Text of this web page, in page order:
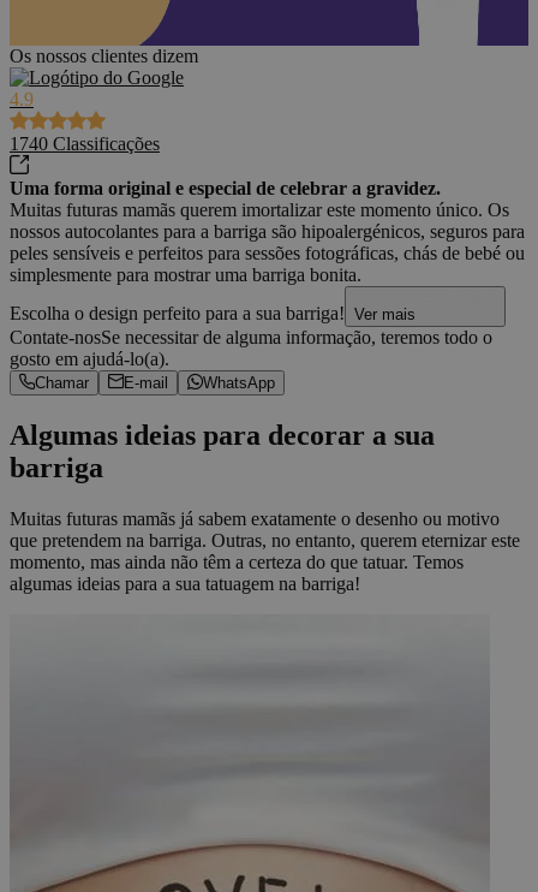
Os nossos clientes dizem
4.9
1740 Classificações
Uma forma original e especial de celebrar a gravidez.
Muitas futuras mamãs querem imortalizar este momento único. Os
nossos autocolantes para a barriga são hipoalergénicos, seguros para
peles sensíveis e perfeitos para sessões fotográficas, chás de bebé ou
simplesmente para mostrar uma barriga bonita.
Escolha o design perfeito para a sua barriga! Ver mais
Contate-nosSe necessitar de alguma informação, teremos todo o
gosto em ajudá-lo(a).
Chamar E-mail WhatsApp
Algumas ideias para decorar a sua
barriga
Muitas futuras mamãs já sabem exatamente o desenho ou motivo
que pretendem na barriga. Outras, no entanto, querem eternizar este
momento, mas ainda não têm a certeza do que tatuar. Temos
algumas ideias para a sua tatuagem na barriga!